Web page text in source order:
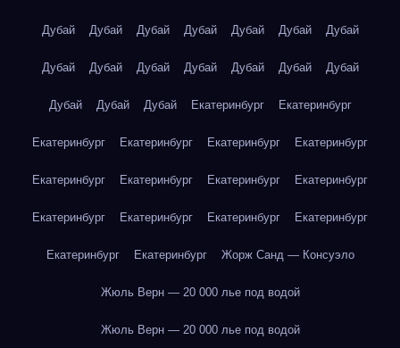
Дубай Дубай Дубай Дубай Дубай Дубай Дубай
Дубай Дубай Дубай Дубай Дубай Дубай Дубай
Дубай Дубай Дубай Екатеринбург Екатеринбург
Екатеринбург Екатеринбург Екатеринбург Екатеринбург
Екатеринбург Екатеринбург Екатеринбург Екатеринбург
Екатеринбург Екатеринбург Екатеринбург Екатеринбург
Екатеринбург Екатеринбург Жорж Санд — Консуэло
Жюль Верн — 20 000 лье под водой
Жюль Верн — 20 000 лье под водой